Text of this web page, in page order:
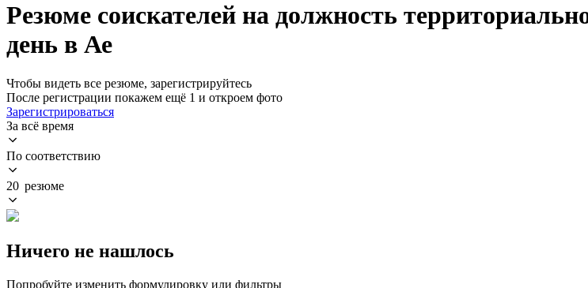
Резюме соискателей на должность
день в Ае
Чтобы видеть все резюме, зарегистрируйтесь
После регистрации покажем ещё 1 и откроем фото
Зарегистрироваться
За всё время
По соответствию
20 резюме
Ничего не нашлось
Попробуйте изменить формулировку или фильтры